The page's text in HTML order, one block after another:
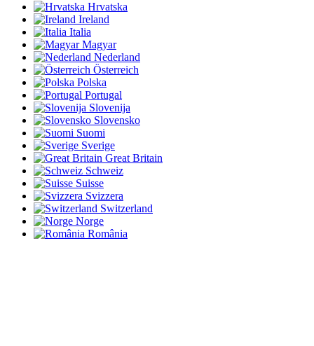
Hrvatska
Ireland
Italia
Magyar
Nederland
Österreich
Polska
Portugal
Slovenija
Slovensko
Suomi
Sverige
Great Britain
Schweiz
Suisse
Svizzera
Switzerland
Norge
România